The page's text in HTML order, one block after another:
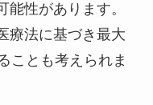
性があります。
療法に基づき最大
ことも考えられま